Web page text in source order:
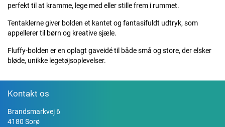
perfekt til at kramme, lege med eller stille frem i rummet.
Tentaklerne giver bolden et kantet og fantasifuldt udtryk, som
appellerer til børn og kreative sjæle.
Fluffy-bolden er en oplagt gaveidé til både små og store, der elsker
bløde, unikke legetøjsoplevelser.
Kontakt os
Brandsmarkvej 6
4180 Sorø